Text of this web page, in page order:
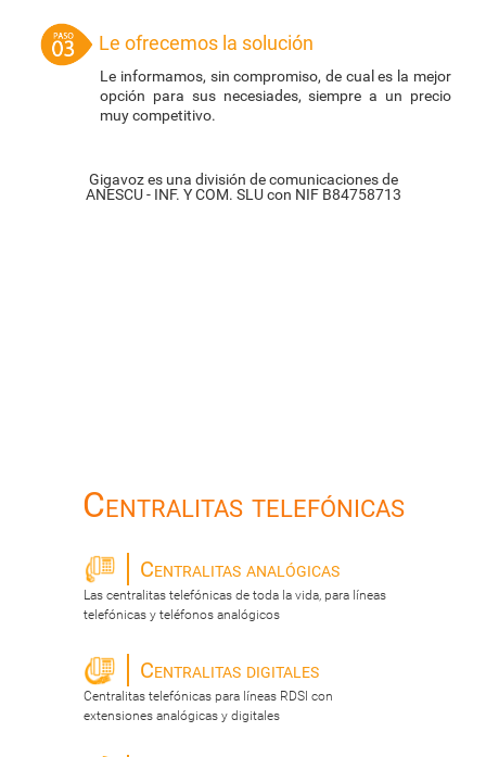
Le ofrecemos la solución
Le informamos, sin compromiso, de cual es la mejor
opción para sus necesiades, siempre a un precio
muy competitivo.
Gigavoz es una división de comunicaciones de
ANESCU - INF. Y COM. SLU con NIF B84758713
Centralitas telefónicas
Centralitas analógicas
Las centralitas telefónicas de toda la vida, para líneas
telefónicas y teléfonos analógicos
Centralitas digitales
Centralitas telefónicas para líneas RDSI con
extensiones analógicas y digitales